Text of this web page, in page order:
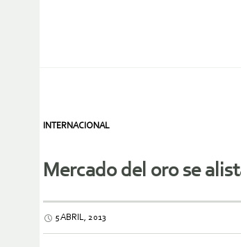
INTERNACIONAL
Mercado del oro se
5 ABRIL, 2013